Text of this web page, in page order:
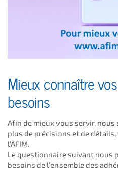
Mieux connaître
besoins
Afin de mieux vous servir,
plus de précisions et de
l’AFIM.
Le questionnaire suivant nous
besoins de l’ensemble des